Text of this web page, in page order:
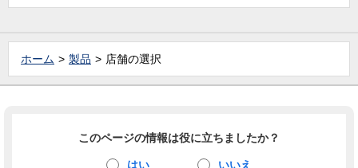
ホーム 製品 店舗の選択
このページの情報は役に立ちましたか？
はい いいえ